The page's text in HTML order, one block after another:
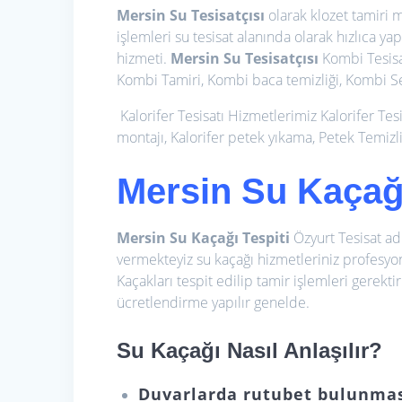
Mersin Su Tesisatçısı olarak klozet tamiri
işlemleri su tesisat alanında olarak hızlıca
hizmeti. Mersin Su Tesisatçısı Kombi
Kombi Tamiri, Kombi baca temizliği, Kombi
Kalorifer Tesisatı Hizmetlerimiz Kalorifer
montajı, Kalorifer petek yıkama, Petek
Mersin Su
Mersin Su Kaçağı Tespiti Özyurt Tesisat
vermekteyiz su kaçağı hizmetleriniz
Kaçakları tespit edilip tamir işlemleri
ücretlendirme yapılır genelde.
Su Kaçağı Nasıl Anlaşılır?
Duvarlarda rutubet